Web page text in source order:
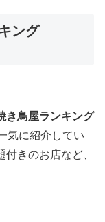
ング
き鳥屋ランキング
気に紹介してい
きのお店など、